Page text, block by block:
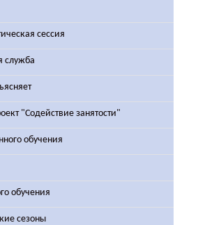
сессия
служба
"Содействие занятости"
обучения
обучения
сезоны